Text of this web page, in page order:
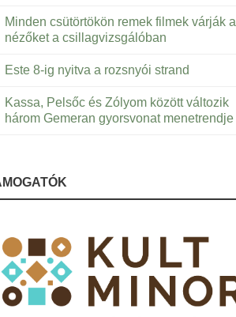
Minden csütörtökön remek filmek várják a
nézőket a csillagvizsgálóban
Este 8-ig nyitva a rozsnyói strand
Kassa, Pelsőc és Zólyom között változik
három Gemeran gyorsvonat menetrendje